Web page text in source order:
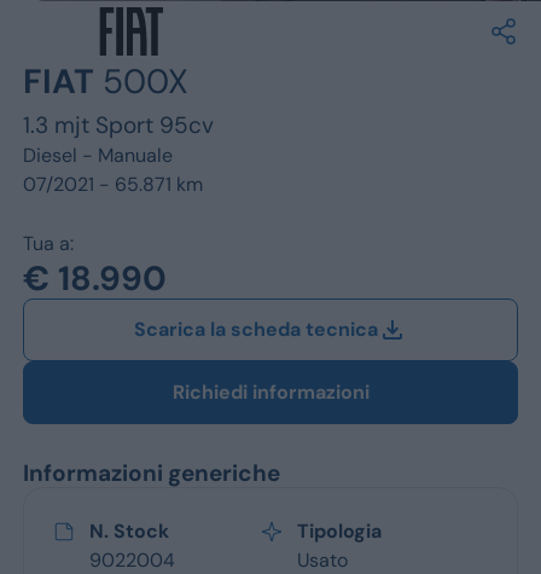
Renault
Ford
FIAT 500X
1.3 mjt Sport 95cv
Diesel - Manuale
07/2021 - 65.871 km
Tua a:
€ 18.990
Scarica la scheda tecnica
Richiedi informazioni
Informazioni generiche
N. Stock
9022004
Tipologia
Usato